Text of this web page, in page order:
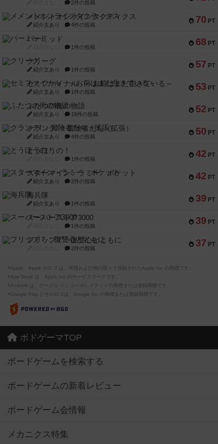
2件の投稿
70 PT
メメントオンラインタクティクス
紹介文あり 4件の投稿
68 PT
パーミッド
1件の投稿
57 PT
クリーグ
紹介文あり 1件の投稿
53 PT
セミファイナル ～お前はまだ生きている～
紹介文あり 1件の投稿
52 PT
ふたつの街の物語
紹介文あり 18件の投稿
50 PT
クランク! ：冒険者たち（拡張）
紹介文あり 4件の投稿
42 PT
とうほうの！
1件の投稿
42 PT
スターマイン・ラミー ポケット
紹介文あり 2件の投稿
39 PT
海兵隊
紹介文あり 1件の投稿
39 PT
スーパーストア3000
1件の投稿
37 PT
フリップ７：復讐心とともに
2件の投稿
※Apple、Apple のロゴ は、米国および他の国々で登録されたApple Inc.の商標です。
※App Store は、Apple Inc.のサービスマークです。
※Android は、グーグル インコーポレイテッドの商標または登録商標です。
※Google Play とそのロゴは、Google Inc.の商標または登録商標です。
ボドゲーマTOP
ボードゲームを検索する
ボードゲームの新着レビュー
ボードゲーム会情報
メカニクス特集